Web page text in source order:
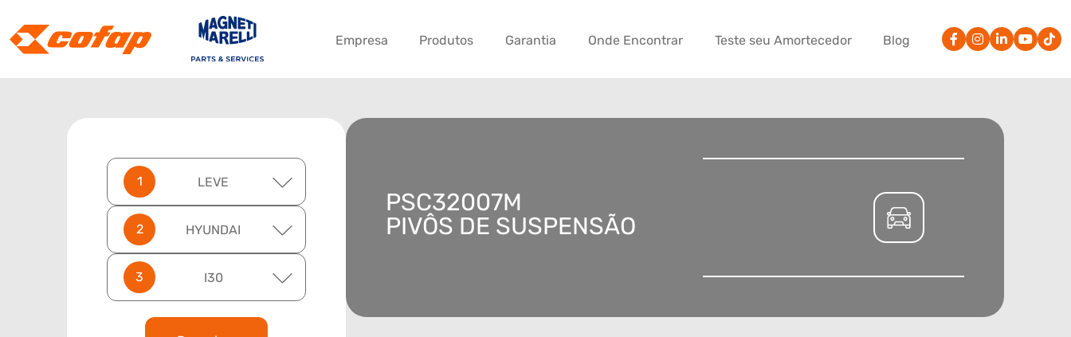
Empresa Produtos Garantia Onde Encontrar Teste seu Amortecedor Blog
LEVE
HYUNDAI
I30
PSC32007M
PIVÔS DE SUSPENSÃO